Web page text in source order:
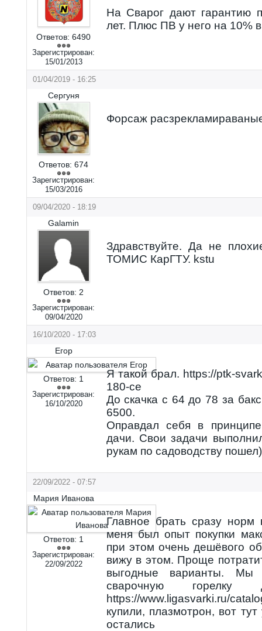
Ответов: 6490
Зарегистрирован:
15/01/2013
На Сварог дают гарантию
лет. Плюс ПВ у него на 10%
01/04/2019 - 16:25
Сергуня
Ответов: 674
Зарегистрирован:
15/03/2016
Форсаж
09/04/2020 - 18:19
Galamin
Ответов: 2
Зарегистрирован:
09/04/2020
Здравствуйте. Да не
ТОМИС КарГТУ. kstu
16/10/2020 - 17:03
Егор
Ответов: 1
Зарегистрирован:
16/10/2020
Я такой брал. https://ptk-
180-ce
До скачка с 64 до 78 за
6500.
Оправдал себя в
дачи. Свои задачи
рукам по садоводству
22/09/2022 - 07:57
Мария Иванова
Ответов: 1
Зарегистрирован:
22/09/2022
Главное брать сразу норм
меня был опыт покупки
при этом очень дешёвого
вижу в этом. Проще
выгодные варианты. Мы
сварочную горелку
https://www.ligasvarki.ru/
купили, плазмотрон, вот
остались